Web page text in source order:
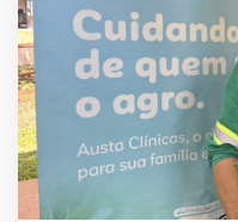
Urologia, o câncer de rim
todos os tumores
mais de 12 mil novos
mais frequente em
anos, e está associada
obesidade, hipertensão
renal crônica. Segundo o urologista Fábio Simão, do Austa
Hospital, o maior desafio